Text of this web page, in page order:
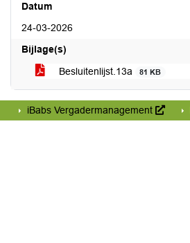
Datum
24-03-2026
Bijlage(s)
Besluitenlijst.13a
81 KB
iBabs Vergadermanagement